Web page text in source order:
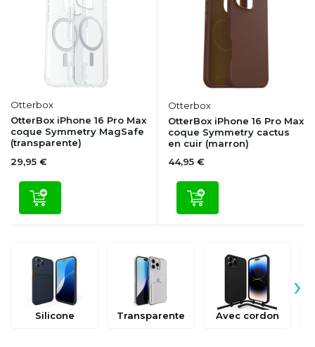
Otterbox
OtterBox iPhone 16 Pro Max
coque Symmetry MagSafe
(transparente)
29,95 €
Otterbox
OtterBox iPhone 16 Pro Max
coque Symmetry cactus
en cuir (marron)
44,95 €
Silicone Transparente Avec cordon
›